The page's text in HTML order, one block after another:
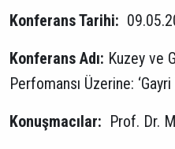
Konferans Tarihi:
Konferans Adı: Kuzey ve
Perfomansı Üzerine:
Konuşmacılar: Prof. Dr.